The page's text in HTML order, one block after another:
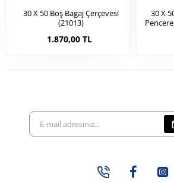
30 X 50 Boş Bagaj Çerçevesi
(21013)
1.870,00 TL
30 X
E-
mail